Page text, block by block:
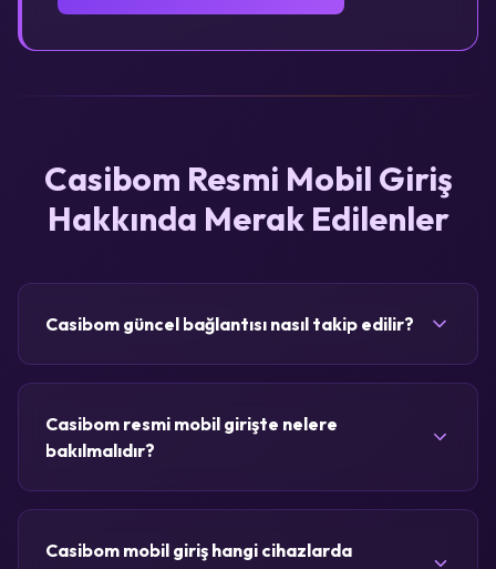
Casibom Resmi Mobil Giriş
Hakkında Merak Edilenler
Casibom güncel bağlantısı nasıl takip edilir?
Casibom resmi mobil girişte nelere
bakılmalıdır?
Casibom mobil giriş hangi cihazlarda